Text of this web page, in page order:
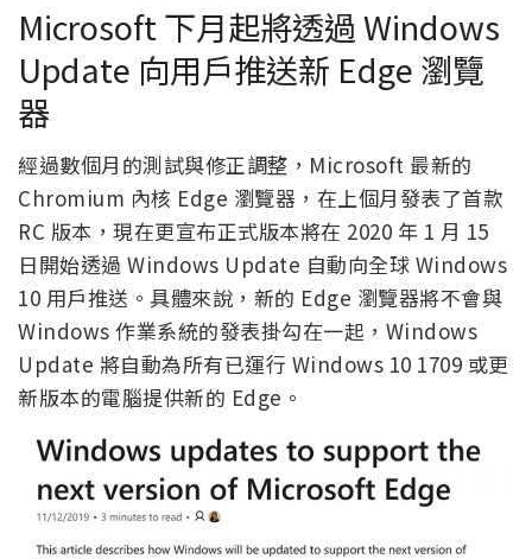
Microsoft 下月起將透過 Windows
Update 向用戶推送新 Edge 瀏覽
器
經過數個月的測試與修正調整，Microsoft 最新的
Chromium 內核 Edge 瀏覽器，在上個月發表了首款
RC 版本，現在更宣布正式版本將在 2020 年 1 月 15
日開始透過 Windows Update 自動向全球 Windows
10 用戶推送。具體來說，新的 Edge 瀏覽器將不會與
Windows 作業系統的發表掛勾在一起，Windows
Update 將自動為所有已運行 Windows 10 1709 或更
新版本的電腦提供新的 Edge。